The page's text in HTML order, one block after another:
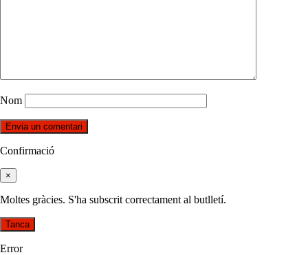
Nom
Confirmació
×
Moltes gràcies. S'ha subscrit correctament al butlletí.
Tanca
Error